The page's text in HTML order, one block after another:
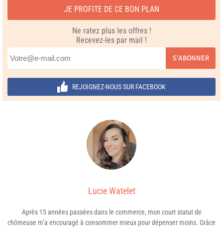
JE PROFITE DE CE BON PLAN
Ne ratez plus les offres !
Recevez-les par mail !
S'ABONNER
REJOIGNEZ-NOUS SUR FACEBOOK
Lucie Watelet
Après 15 années passées dans le commerce, mon court statut de
chômeuse m’a encouragé à consommer mieux pour dépenser moins. Grâce